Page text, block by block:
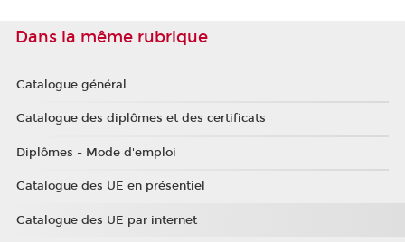
Dans la même rubrique
Catalogue général
Catalogue des diplômes et des certificats
Diplômes - Mode d'emploi
Catalogue des UE en présentiel
Catalogue des UE par internet